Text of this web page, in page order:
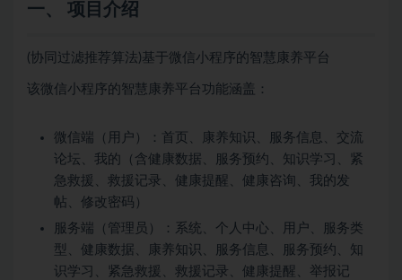
一、 项目介绍
(协同过滤推荐算法)基于微信小程序的智慧康养平台
该微信小程序的智慧康养平台功能涵盖：
微信端（用户）：首页、康养知识、服务信息、交流
论坛、我的（含健康数据、服务预约、知识学习、紧
急救援、救援记录、健康提醒、健康咨询、我的发
帖、修改密码）
服务端（管理员）：系统、个人中心、用户、服务类
型、健康数据、康养知识、服务信息、服务预约、知
识学习、紧急救援、救援记录、健康提醒、举报记